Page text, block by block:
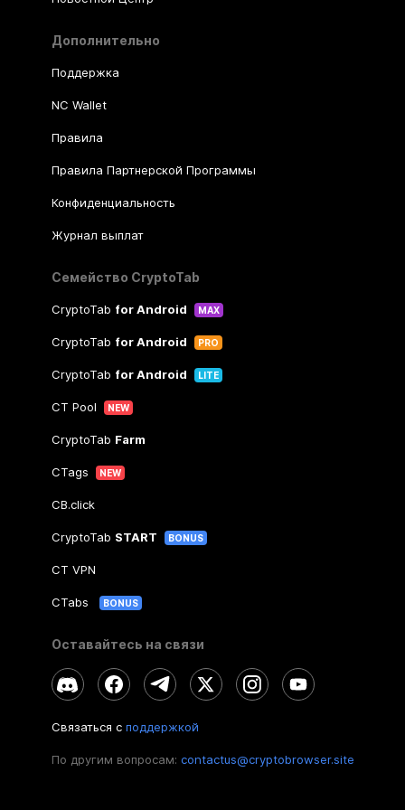
Дополнительно
Поддержка
NC Wallet
Правила
Правила Партнерской Программы
Конфиденциальность
Журнал выплат
Семейство CryptoTab
CryptoTab for Android MAX
CryptoTab for Android PRO
CryptoTab for Android LITE
CT Pool NEW
CryptoTab Farm
CTags NEW
CB.click
CryptoTab START BONUS
CT VPN
CTabs BONUS
Оставайтесь на связи
Связаться с поддержкой
По другим вопросам: contactus@cryptobrowser.site